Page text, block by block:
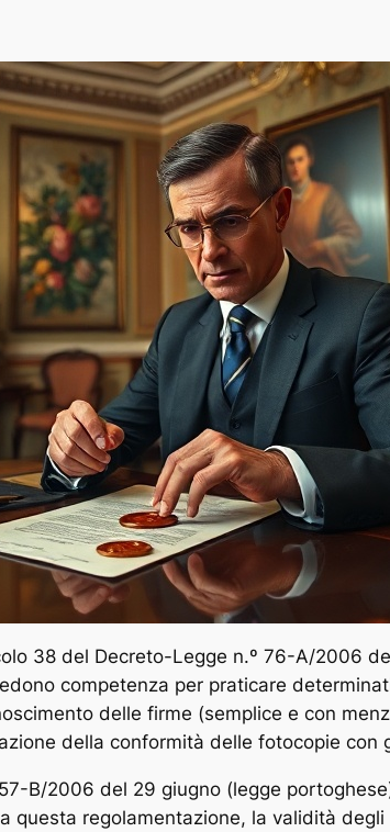
38 del Decreto-Legge n.º 76-A/2006
competenza per praticare
delle firme (semplice e con
della conformità delle fotocopie
B/2006 del 29 giugno (legge
questa regolamentazione, la validità